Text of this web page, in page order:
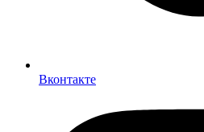
Вконтакте